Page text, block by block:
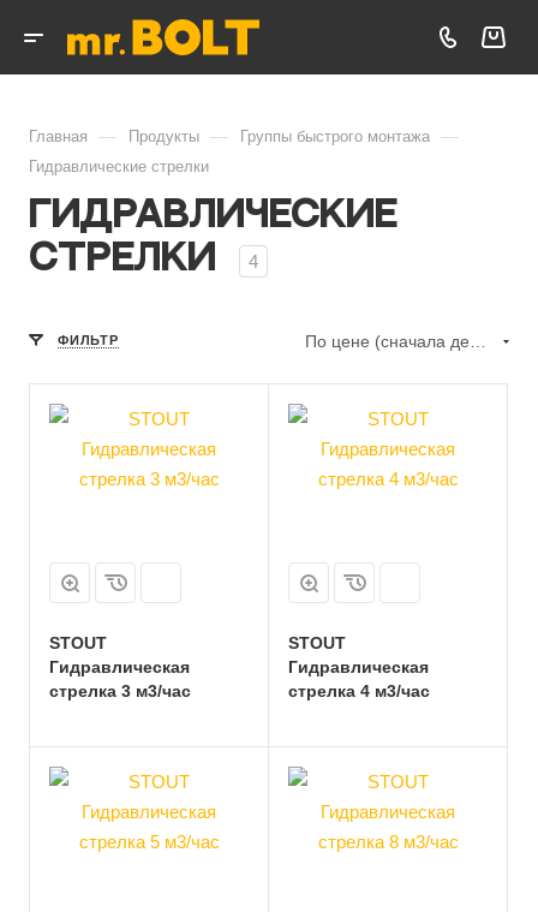
Главная — Продукты — Группы быстрого монтажа —
Гидравлические стрелки
Гидравлические
стрелки
4
ФИЛЬТР
STOUT
Гидравлическая
стрелка 3 м3/час
STOUT
Гидравлическая
стрелка 4 м3/час